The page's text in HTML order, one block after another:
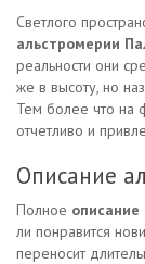
Светлого
альстромерии
реальности они
же в высоту, но
Тем более что на
отчетливо и
Описание
Полное
ли понравится
переносит